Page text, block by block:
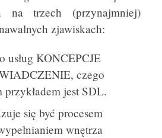
na trzech (przynajmniej)
zjawiskach:
usług KONCEPCJE
czego
jest SDL.
się być procesem
wnętrza